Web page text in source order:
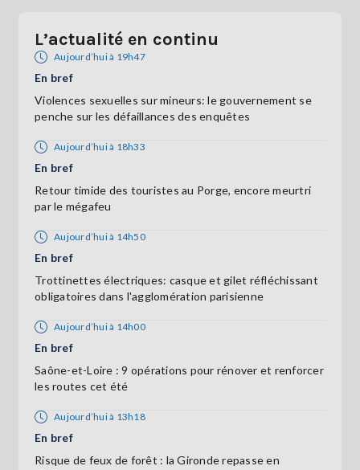
L’actualité en continu
Aujourd’hui à 19h47
En bref
Violences sexuelles sur mineurs: le gouvernement se
penche sur les défaillances des enquêtes
Aujourd’hui à 18h33
En bref
Retour timide des touristes au Porge, encore meurtri
par le mégafeu
Aujourd’hui à 14h50
En bref
Trottinettes électriques: casque et gilet réfléchissant
obligatoires dans l'agglomération parisienne
Aujourd’hui à 14h00
En bref
Saône-et-Loire : 9 opérations pour rénover et renforcer
les routes cet été
Aujourd’hui à 13h18
En bref
Risque de feux de forêt : la Gironde repasse en